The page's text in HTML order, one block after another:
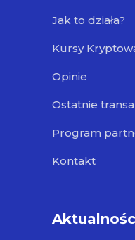
Jak to działa?
Kursy
Opinie
Ostatnie
Program
Kontakt